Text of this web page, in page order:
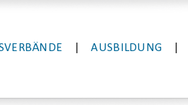
AUSBILDUNG